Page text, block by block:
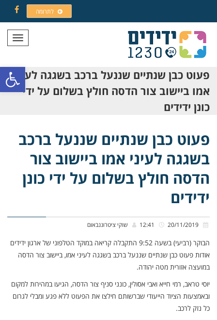
פתח
לתרומה
תפריט
פעוט כבן שנתיים שננעל ברכב בשגגה לעיני
אמו ביישוב צור הדסה חולץ בשלום על ידי
כונן ידידים
פעוט כבן שנתיים שננעל ברכב
בשגגה לעיני אמו ביישוב צור
הדסה חולץ בשלום על ידי כונן
ידידים
שוקי ציטרוננבאום
הבוקר (רביעי) בשעה 9:52 התקבלה קריאה במוקד הטלפוני של ארגון ידידים
אודות פעוט כבן שנתיים שננעל ברכב בשגגה לעיני אמו, ביישוב צור הדסה
במועצה אזורית מטה יהודה.
יוסי טראב, רמי חייא ואבי אסולין, כונני סניף צור הדסה, הגיעו במהירות למקום
ובאמצעות הציוד הייעודי שברשותם חילצו את הפעוט ללא פגע ומבלי לגרום
כל נזק לרכב.